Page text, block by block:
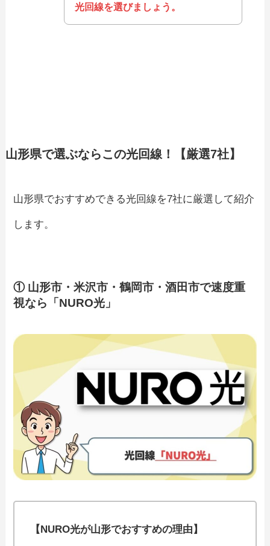
光回線を選びましょう。
山形県で選ぶならこの光回線！【厳選7社】
山形県でおすすめできる光回線を7社に厳選して紹介
します。
① 山形市・米沢市・鶴岡市・酒田市で速度重
視なら「NURO光」
【NURO光が山形でおすすめの理由】